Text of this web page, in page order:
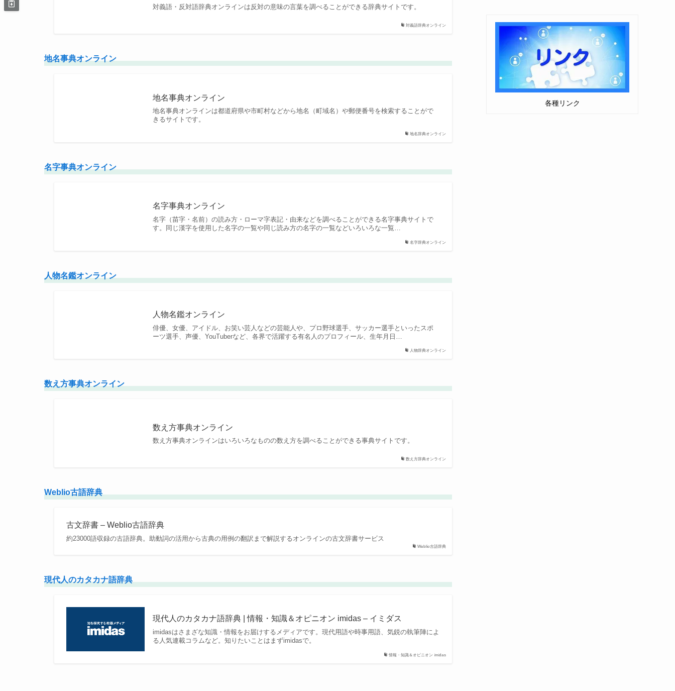
対義語辞典オンライン
対義語・反対語辞典オンラインは反対の意味の言葉を調べることができる辞典サイトです。
地名事典オンライン
地名辞典オンライン
地名事典オンライン
地名事典オンラインは都道府県や市町村などから地名（町域名）や郵便番号を検索することがで
きるサイトです。
名字事典オンライン
名字辞典オンライン
名字事典オンライン
名字（苗字・名前）の読み方・ローマ字表記・由来などを調べることができる名字事典サイトで
す。同じ漢字を使用した名字の一覧や同じ読み方の名字の一覧などいろいろな一覧…
人物名鑑オンライン
人物辞典オンライン
人物名鑑オンライン
俳優、女優、アイドル、お笑い芸人などの芸能人や、プロ野球選手、サッカー選手といったスポ
ーツ選手、声優、YouTuberなど、各界で活躍する有名人のプロフィール、生年月日…
数え方事典オンライン
数え方辞典オンライン
数え方事典オンライン
数え方事典オンラインはいろいろなものの数え方を調べることができる事典サイトです。
Weblio古語辞典
Weblio古語辞典
古文辞書 – Weblio古語辞典
約23000語収録の古語辞典。助動詞の活用から古典の用例の翻訳まで解説するオンラインの古文辞書サービス
現代人のカタカナ語辞典
情報・知識＆オピニオン imidas
現代人のカタカナ語辞典 | 情報・知識＆オピニオン imidas – イミダス
imidasはさまざな知識・情報をお届けするメディアです。現代用語や時事用語、気鋭の執筆陣によ
る人気連載コラムなど。知りたいことはまずimidasで。
各種リンク